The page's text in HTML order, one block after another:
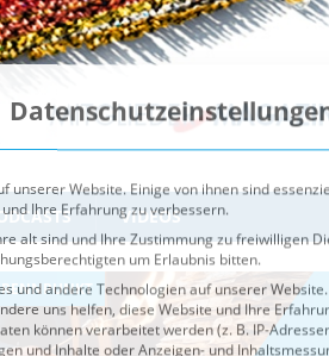
VIDEOS
alt sind und Ihre Zustimmung zu freiwilligen
um Erlaubnis bitten.
und andere Technologien auf unserer
können verarbeitet werden (z. B. IP-
und Inhalte oder Anzeigen- und
Verwendung Ihrer Daten finden Sie in unserer
Service-Gruppen, für die eine
Speichern
Alle akzeptieren